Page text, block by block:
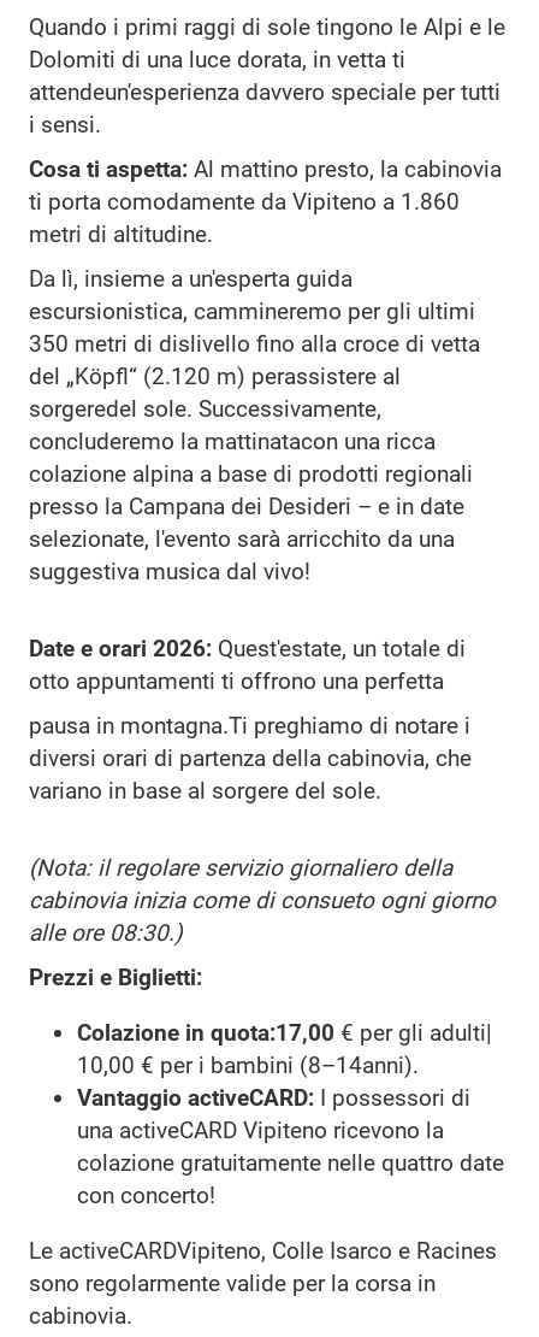
Quando i primi raggi di sole tingono le Alpi e le
Dolomiti di una luce dorata, in vetta ti
attendeun'esperienza davvero speciale per tutti
i sensi.
Cosa ti aspetta: Al mattino presto, la cabinovia
ti porta comodamente da Vipiteno a 1.860
metri di altitudine.
Da lì, insieme a un'esperta guida
escursionistica, cammineremo per gli ultimi
350 metri di dislivello fino alla croce di vetta
del „Köpfl“ (2.120 m) perassistere al
sorgeredel sole. Successivamente,
concluderemo la mattinatacon una ricca
colazione alpina a base di prodotti regionali
presso la Campana dei Desideri – e in date
selezionate, l'evento sarà arricchito da una
suggestiva musica dal vivo!
Date e orari 2026: Quest'estate, un totale di
otto appuntamenti ti offrono una perfetta
pausa in montagna.Ti preghiamo di notare i
diversi orari di partenza della cabinovia, che
variano in base al sorgere del sole.
(Nota: il regolare servizio giornaliero della
cabinovia inizia come di consueto ogni giorno
alle ore 08:30.)
Prezzi e Biglietti:
Colazione in quota:17,00 € per gli adulti|
10,00 € per i bambini (8–14anni).
Vantaggio activeCARD: I possessori di
una activeCARD Vipiteno ricevono la
colazione gratuitamente nelle quattro date
con concerto!
Le activeCARDVipiteno, Colle Isarco e Racines
sono regolarmente valide per la corsa in
cabinovia.